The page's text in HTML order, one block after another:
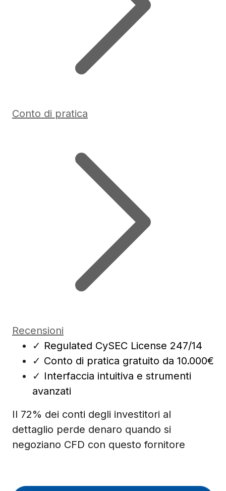
Conto di pratica
Recensioni
✓ Regulated CySEC License 247/14
✓ Conto di pratica gratuito da 10.000€
✓ Interfaccia intuitiva e strumenti
avanzati
Il 72% dei conti degli investitori al
dettaglio perde denaro quando si
negoziano CFD con questo fornitore